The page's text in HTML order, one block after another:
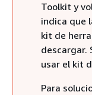
Toolkit y
indica que
kit de
descargar.
usar el kit
Para